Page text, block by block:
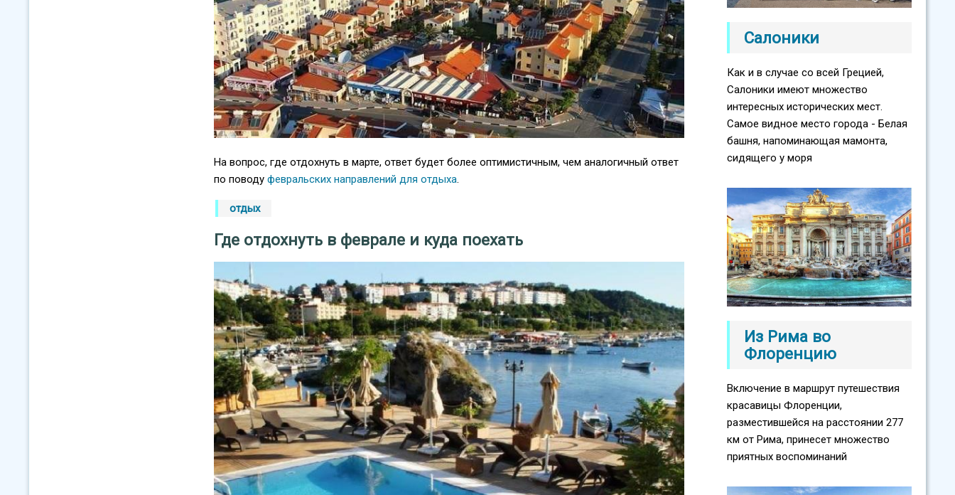
На вопрос, где отдохнуть в марте, ответ будет более оптимистичным, чем аналогичный ответ
по поводу февральских направлений для отдыха.
отдых
Где отдохнуть в феврале и куда поехать
Салоники
Как и в случае со всей Грецией,
Салоники имеют множество
интересных исторических мест.
Самое видное место города - Белая
башня, напоминающая мамонта,
сидящего у моря
Из Рима во
Флоренцию
Включение в маршрут путешествия
красавицы Флоренции,
разместившейся на расстоянии 277
км от Рима, принесет множество
приятных воспоминаний